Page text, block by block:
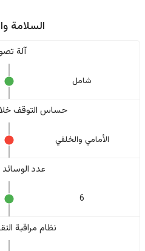
السلامة
آلة
شامل
حساس التوقف
الأمامي والخلفي
عدد الوسائد
6
نظام مراقبة